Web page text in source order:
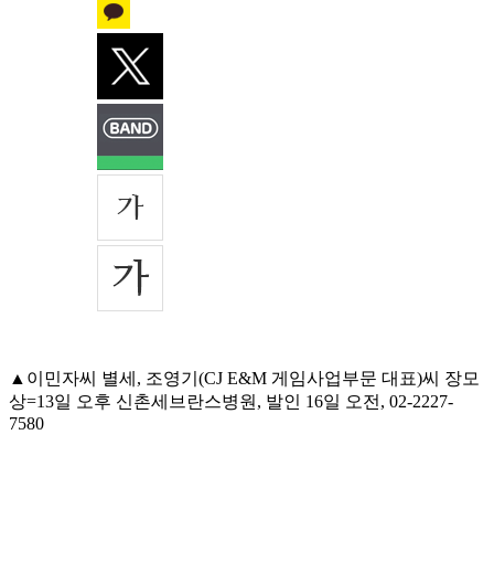
▲이민자씨 별세, 조영기(CJ E&M 게임사업부문 대표)씨 장모
상=13일 오후 신촌세브란스병원, 발인 16일 오전, 02-2227-
7580